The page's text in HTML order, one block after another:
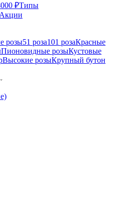
₽Типы
Акции
розы51 роза101 розаКрасные
Пионовидные розыКустовые
Высокие розыКрупный бутон